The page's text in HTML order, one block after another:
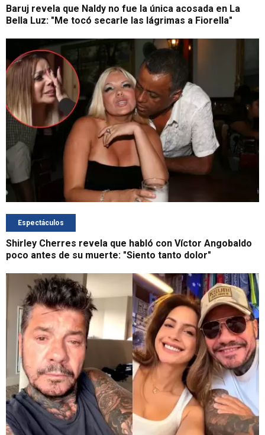
Baruj revela que Naldy no fue la única acosada en La
Bella Luz: "Me tocó secarle las lágrimas a Fiorella"
Espectáculos
Shirley Cherres revela que habló con Víctor Angobaldo
poco antes de su muerte: "Siento tanto dolor"